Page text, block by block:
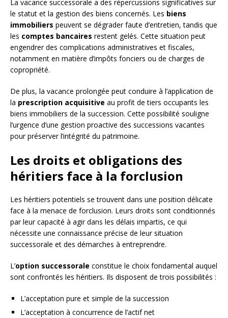
La vacance successorale a des répercussions significatives sur
le statut et la gestion des biens concernés. Les biens
immobiliers peuvent se dégrader faute d’entretien, tandis que
les comptes bancaires restent gelés. Cette situation peut
engendrer des complications administratives et fiscales,
notamment en matière d’impôts fonciers ou de charges de
copropriété.
De plus, la vacance prolongée peut conduire à l’application de
la prescription acquisitive au profit de tiers occupants les
biens immobiliers de la succession. Cette possibilité souligne
l’urgence d’une gestion proactive des successions vacantes
pour préserver l’intégrité du patrimoine.
Les droits et obligations des
héritiers face à la forclusion
Les héritiers potentiels se trouvent dans une position délicate
face à la menace de forclusion. Leurs droits sont conditionnés
par leur capacité à agir dans les délais impartis, ce qui
nécessite une connaissance précise de leur situation
successorale et des démarches à entreprendre.
L’option successorale constitue le choix fondamental auquel
sont confrontés les héritiers. Ils disposent de trois possibilités :
L’acceptation pure et simple de la succession
L’acceptation à concurrence de l’actif net